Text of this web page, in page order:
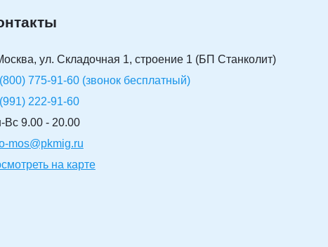
ул. Складочная 1, строение 1 (БП Станколит)
775-91-60 (звонок бесплатный)
222-91-60
Вс 9.00 - 20.00
mos@pkmig.ru
на карте